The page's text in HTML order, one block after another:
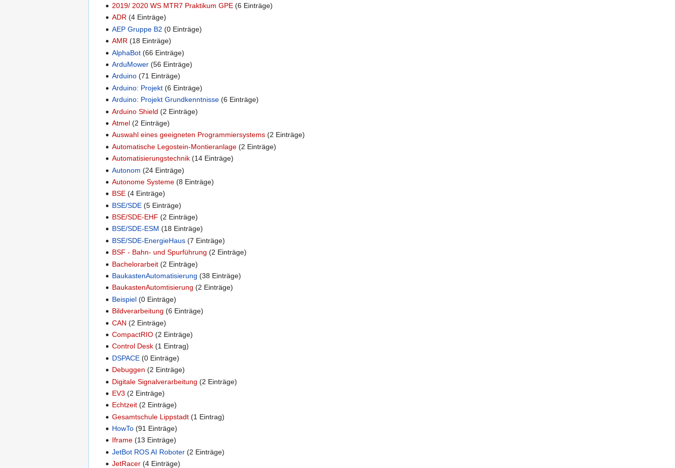
2019/ 2020 WS MTR7 Praktikum GPE (6 Einträge)
ADR (4 Einträge)
AEP Gruppe B2 (0 Einträge)
AMR (18 Einträge)
AlphaBot (66 Einträge)
ArduMower (56 Einträge)
Arduino (71 Einträge)
Arduino: Projekt (6 Einträge)
Arduino: Projekt Grundkenntnisse (6 Einträge)
Arduino Shield (2 Einträge)
Atmel (2 Einträge)
Auswahl eines geeigneten Programmiersystems (2 Einträge)
Automatische Legostein-Montieranlage (2 Einträge)
Automatisierungstechnik (14 Einträge)
Autonom (24 Einträge)
Autonome Systeme (8 Einträge)
BSE (4 Einträge)
BSE/SDE (5 Einträge)
BSE/SDE-EHF (2 Einträge)
BSE/SDE-ESM (18 Einträge)
BSE/SDE-EnergieHaus (7 Einträge)
BSF - Bahn- und Spurführung (2 Einträge)
Bachelorarbeit (2 Einträge)
BaukastenAutomatisierung (38 Einträge)
BaukastenAutomtisierung (2 Einträge)
Beispiel (0 Einträge)
Bildverarbeitung (6 Einträge)
CAN (2 Einträge)
CompactRIO (2 Einträge)
Control Desk (1 Eintrag)
DSPACE (0 Einträge)
Debuggen (2 Einträge)
Digitale Signalverarbeitung (2 Einträge)
EV3 (2 Einträge)
Echtzeit (2 Einträge)
Gesamtschule Lippstadt (1 Eintrag)
HowTo (91 Einträge)
Iframe (13 Einträge)
JetBot ROS AI Roboter (2 Einträge)
JetRacer (4 Einträge)